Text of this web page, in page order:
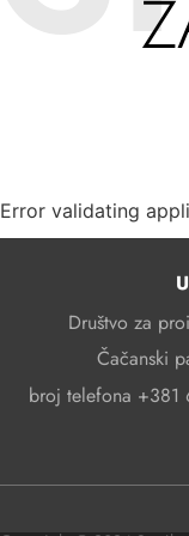
Error validating
Društvo za
Čačanski
broj telefona +381